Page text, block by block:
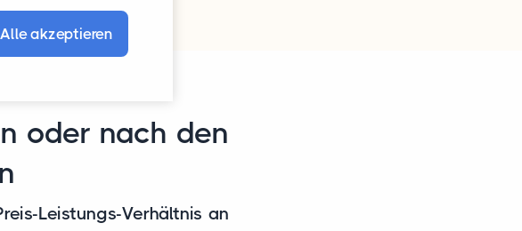
oder nach den
Leistungs-Verhältnis an
Alle akzeptieren